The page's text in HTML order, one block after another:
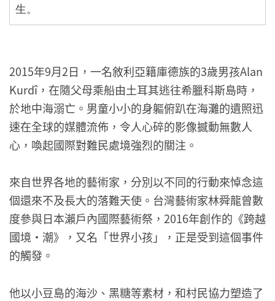
生。
2015年9月2日，一名敘利亞籍庫德族的3歲男孩Alan
Kurdî‎，在隨父母乘船由土耳其逃往希臘科斯島時，
於地中海溺亡。男童小小的身軀俯趴在海灘的遺照迅
速在全球的媒體流佈，令人心碎的影像撼動無數人
心，喚起國際對難民處境強烈的關注。
來自世界各地的藝術家，分別以不同的行動來悼念這
個還來不及長大的落難天使。台灣藝術家林舜龍曾數
度參與日本瀨戶內國際藝術祭，2016年創作的《跨越
國境・潮》，又名「世界小孩」，正是受到這個事件
的觸發。
他以小豆島的海沙、黑糖等素材，和村民協力塑造了